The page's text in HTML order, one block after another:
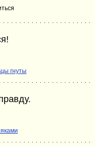
гнуты